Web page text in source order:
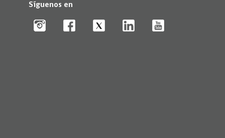
Síguenos en